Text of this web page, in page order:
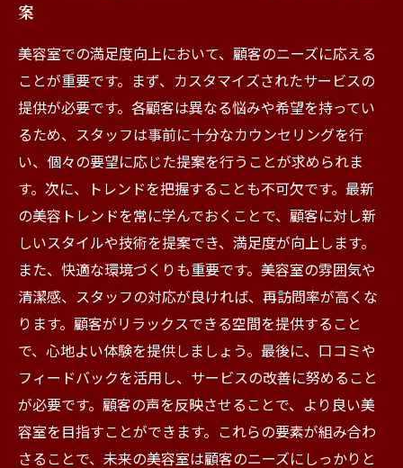
案
美容室での満足度向上において、顧客のニーズに応える
ことが重要です。まず、カスタマイズされたサービスの
提供が必要です。各顧客は異なる悩みや希望を持ってい
るため、スタッフは事前に十分なカウンセリングを行
い、個々の要望に応じた提案を行うことが求められま
す。次に、トレンドを把握することも不可欠です。最新
の美容トレンドを常に学んでおくことで、顧客に対し新
しいスタイルや技術を提案でき、満足度が向上します。
また、快適な環境づくりも重要です。美容室の雰囲気や
清潔感、スタッフの対応が良ければ、再訪問率が高くな
ります。顧客がリラックスできる空間を提供すること
で、心地よい体験を提供しましょう。最後に、口コミや
フィードバックを活用し、サービスの改善に努めること
が必要です。顧客の声を反映させることで、より良い美
容室を目指すことができます。これらの要素が組み合わ
さることで、未来の美容室は顧客のニーズにしっかりと